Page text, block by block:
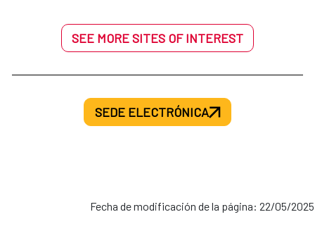
SEE MORE SITES OF INTEREST
SEDE ELECTRÓNICA
Fecha de modificación de la página: 22/05/2025